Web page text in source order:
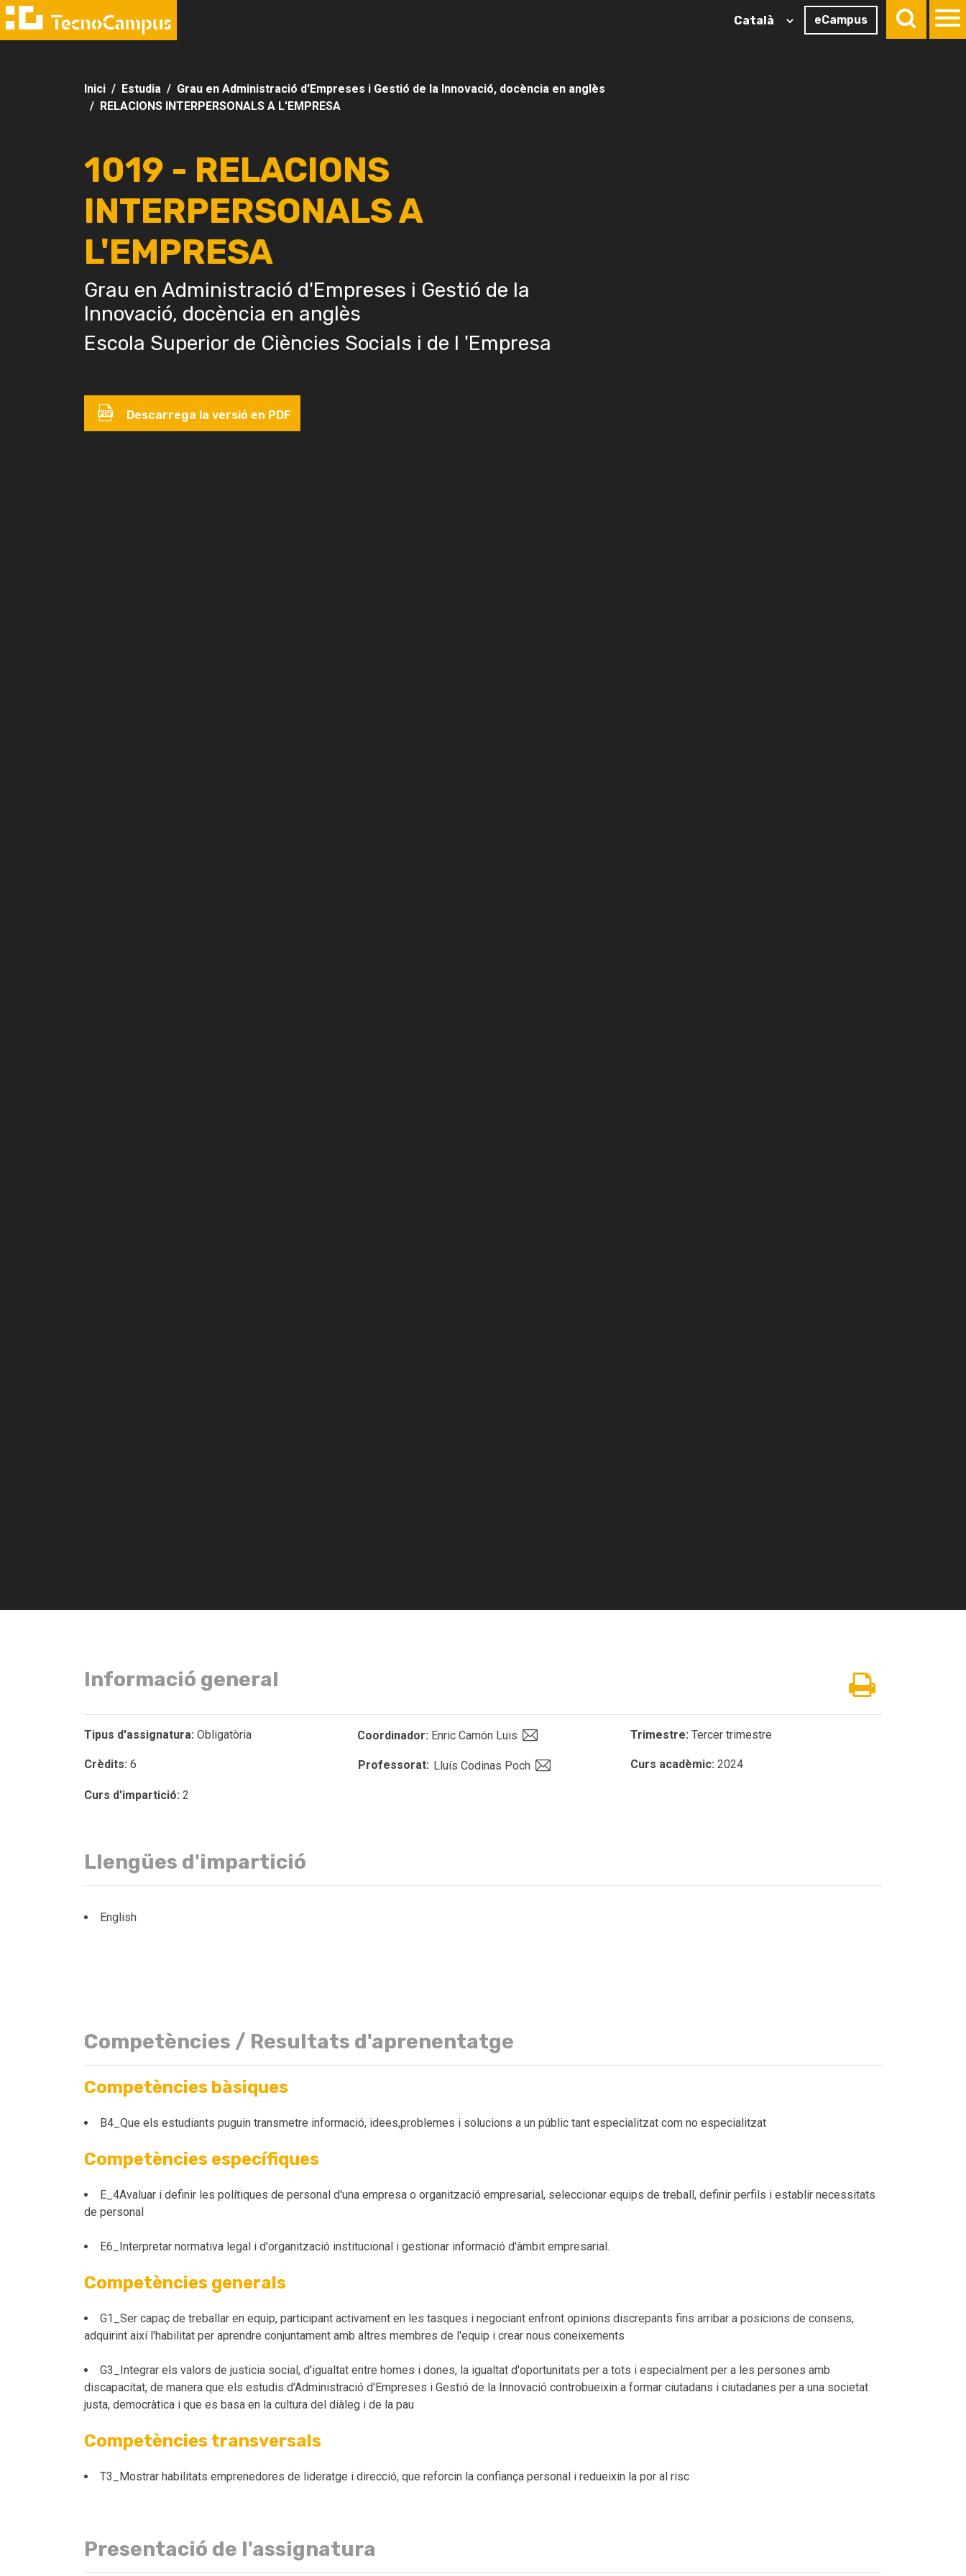
eCampus
Inici Estudia
Grau en Administració d'Empreses i Gestió de la Innovació, docència en anglès
RELACIONS INTERPERSONALS A L'EMPRESA
1019 - RELACIONS
INTERPERSONALS A
L'EMPRESA
Grau en Administració d'Empreses i Gestió de la
Innovació, docència en anglès
Escola Superior de Ciències Socials i de l 'Empresa
Descarrega la versió en PDF
Informació general
Tipus d'assignatura: Obligatòria Coordinador: Enric Camón Luis Trimestre: Tercer trimestre
Crèdits: 6 Professorat: Lluís Codinas Poch Curs acadèmic: 2024
Curs d'impartició: 2
Llengües d'impartició
English
Competències / Resultats d'aprenentatge
Competències bàsiques
B4_Que els estudiants puguin transmetre informació, idees,problemes i solucions a un públic tant especialitzat com no especialitzat
Competències específiques
E_4Avaluar i definir les polítiques de personal d'una empresa o organització empresarial, seleccionar equips de treball, definir perfils i establir necessitats
de personal
E6_Interpretar normativa legal i d'organització institucional i gestionar informació d'àmbit empresarial.
Competències generals
G1_Ser capaç de treballar en equip, participant activament en les tasques i negociant enfront opinions discrepants fins arribar a posicions de consens,
adquirint així l'habilitat per aprendre conjuntament amb altres membres de l'equip i crear nous coneixements
G3_Integrar els valors de justicia social, d'igualtat entre homes i dones, la igualtat d'oportunitats per a tots i especialment per a les persones amb
discapacitat, de manera que els estudis d'Administració d'Empreses i Gestió de la Innovació controbueixin a formar ciutadans i ciutadanes per a una societat
justa, democràtica i que es basa en la cultura del diàleg i de la pau
Competències transversals
T3_Mostrar habilitats emprenedores de lideratge i direcció, que reforcin la confiança personal i redueixin la por al risc
Presentació de l'assignatura